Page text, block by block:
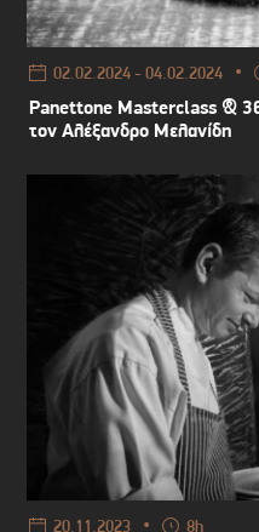
02.02.2024 - 04.02.2024 •
Panettone Masterclass &
τον Αλέξανδρο Μελανίδη
20.11.2023 • 8h